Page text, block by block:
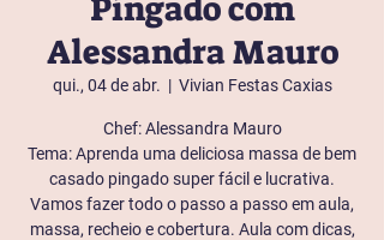
Pingado com
Alessandra Mauro
qui., 04 de abr.
  |
Vivian Festas Caxias
Chef: Alessandra Mauro
Tema: Aprenda uma deliciosa massa de bem
casado pingado super fácil e lucrativa.
Vamos fazer todo o passo a passo em aula,
massa, recheio e cobertura. Aula com dicas,